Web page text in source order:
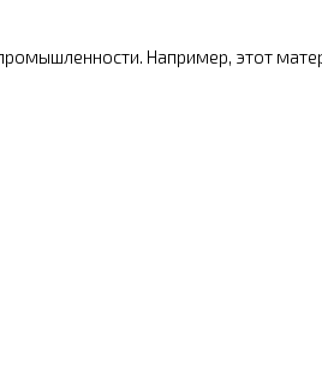
Например, этот